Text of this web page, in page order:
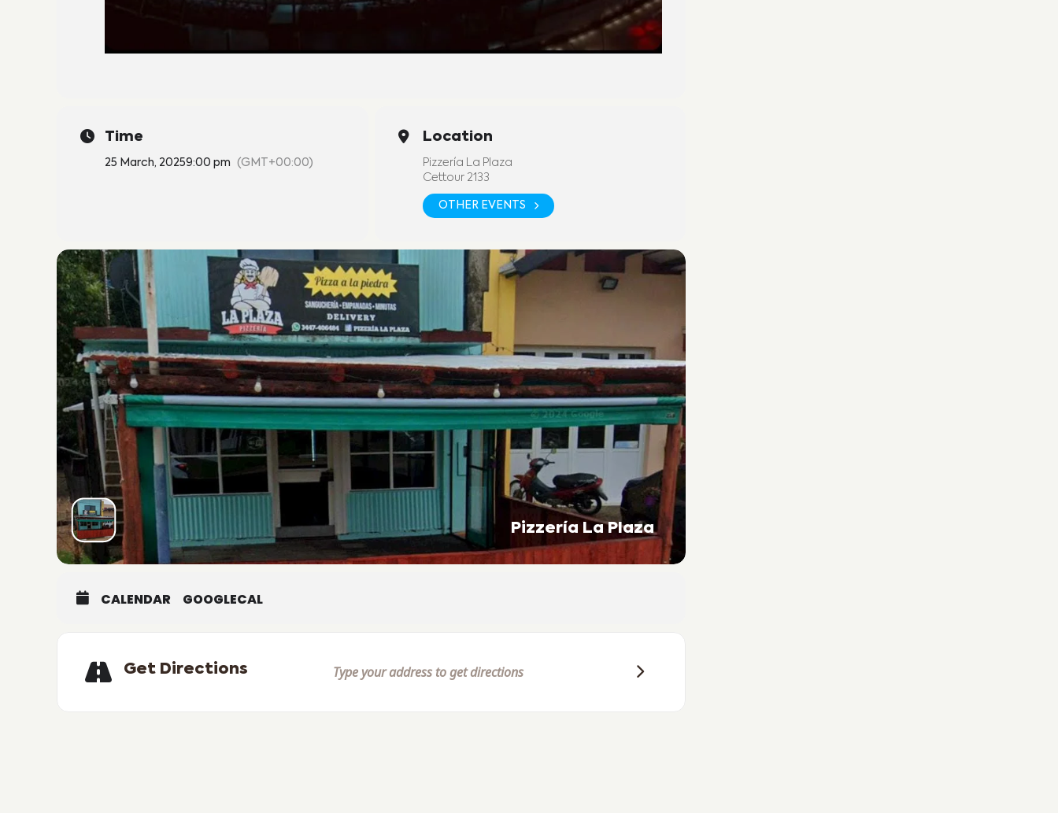
Time
25 March, 20259:00 pm (GMT+00:00)
Location
Pizzería La Plaza
Cettour 2133
OTHER EVENTS
Pizzería La Plaza
CALENDAR GOOGLECAL
Get Directions